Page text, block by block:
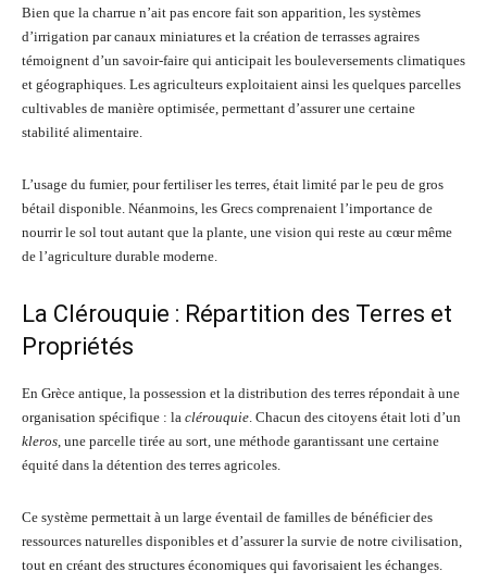
Bien que la charrue n’ait pas encore fait son apparition, les systèmes
d’irrigation par canaux miniatures et la création de terrasses agraires
témoignent d’un savoir-faire qui anticipait les bouleversements climatiques
et géographiques. Les agriculteurs exploitaient ainsi les quelques parcelles
cultivables de manière optimisée, permettant d’assurer une certaine
stabilité alimentaire.
L’usage du fumier, pour fertiliser les terres, était limité par le peu de gros
bétail disponible. Néanmoins, les Grecs comprenaient l’importance de
nourrir le sol tout autant que la plante, une vision qui reste au cœur même
de l’agriculture durable moderne.
La Clérouquie : Répartition des Terres et
Propriétés
En Grèce antique, la possession et la distribution des terres répondait à une
organisation spécifique : la clérouquie. Chacun des citoyens était loti d’un
kleros, une parcelle tirée au sort, une méthode garantissant une certaine
équité dans la détention des terres agricoles.
Ce système permettait à un large éventail de familles de bénéficier des
ressources naturelles disponibles et d’assurer la survie de notre civilisation,
tout en créant des structures économiques qui favorisaient les échanges.